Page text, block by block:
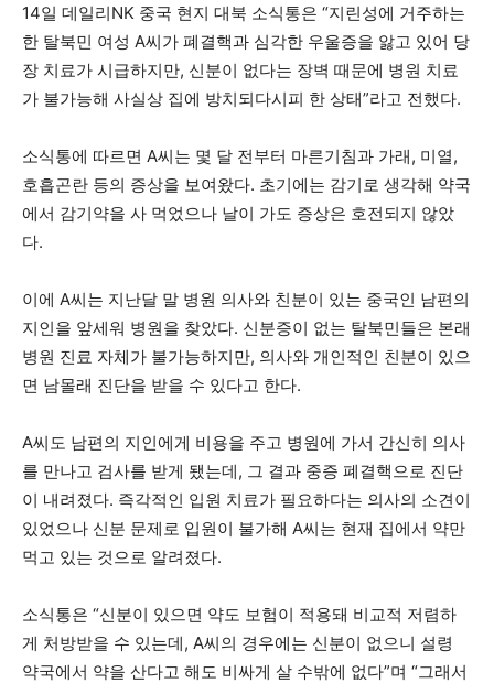
14일 데일리NK 중국 현지 대북 소식통은 “지린성에 거주하는
한 탈북민 여성 A씨가 폐결핵과 심각한 우울증을 앓고 있어 당
장 치료가 시급하지만, 신분이 없다는 장벽 때문에 병원 치료
가 불가능해 사실상 집에 방치되다시피 한 상태”라고 전했다.
소식통에 따르면 A씨는 몇 달 전부터 마른기침과 가래, 미열,
호흡곤란 등의 증상을 보여왔다. 초기에는 감기로 생각해 약국
에서 감기약을 사 먹었으나 날이 가도 증상은 호전되지 않았
다.
이에 A씨는 지난달 말 병원 의사와 친분이 있는 중국인 남편의
지인을 앞세워 병원을 찾았다. 신분증이 없는 탈북민들은 본래
병원 진료 자체가 불가능하지만, 의사와 개인적인 친분이 있으
면 남몰래 진단을 받을 수 있다고 한다.
A씨도 남편의 지인에게 비용을 주고 병원에 가서 간신히 의사
를 만나고 검사를 받게 됐는데, 그 결과 중증 폐결핵으로 진단
이 내려졌다. 즉각적인 입원 치료가 필요하다는 의사의 소견이
있었으나 신분 문제로 입원이 불가해 A씨는 현재 집에서 약만
먹고 있는 것으로 알려졌다.
소식통은 “신분이 있으면 약도 보험이 적용돼 비교적 저렴하
게 처방받을 수 있는데, A씨의 경우에는 신분이 없으니 설령
약국에서 약을 산다고 해도 비싸게 살 수밖에 없다”며 “그래서